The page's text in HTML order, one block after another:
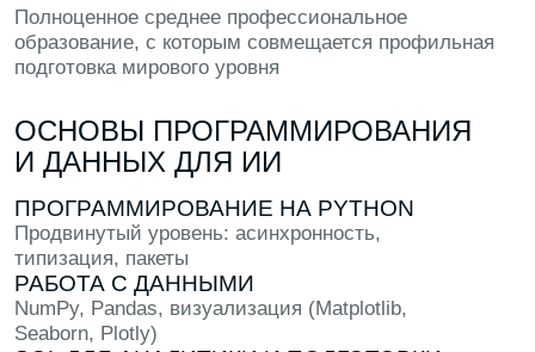
Задай любые вопросы другим студентам
прямо в кампусе